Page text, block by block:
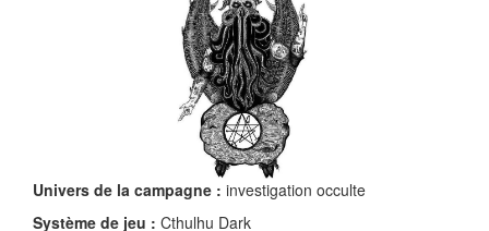
Univers de la campagne : investigation occulte
Système de jeu : Cthulhu Dark